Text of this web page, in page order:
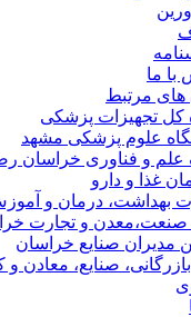
با ما
های مرتبط
کل تجهیزات پزشکی
علوم پزشکی مشهد
علم و فناوری خراسان
غذا و دارو
بهداشت، درمان و
صنعت،معدن و تجارت
مدیران صنایع خراسان
بازرگانی، صنایع،